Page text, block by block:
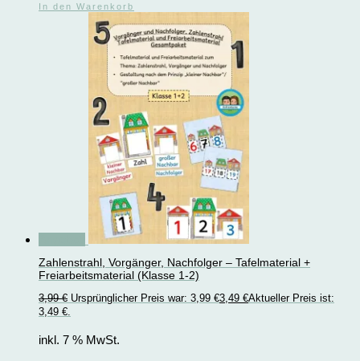
In den Warenkorb
Zahlenstrahl, Vorgänger, Nachfolger – Tafelmaterial +
Freiarbeitsmaterial (Klasse 1-2)
3,99€ Ursprünglicher Preis war: 3,99 €3,49 €Aktueller Preis ist:
3,49 €.
inkl. 7 % MwSt.